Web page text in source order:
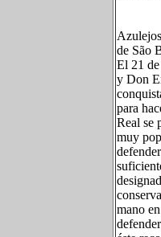
de São
El 21
y Don
para
Real se
muy
mano